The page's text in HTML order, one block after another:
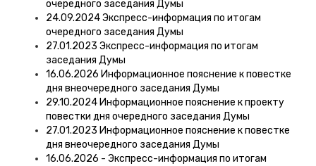
очередного заседания Думы
24.09.2024 Экспресс-информация по итогам
очередного заседания Думы
27.01.2023 Экспресс-информация по итогам
заседания Думы
16.06.2026 Информационное пояснение к повестке
дня внеочередного заседания Думы
29.10.2024 Информационное пояснение к проекту
повестки дня очередного заседания Думы
27.01.2023 Информационное пояснение к повестке
дня внеочередного заседания Думы
16.06.2026 - Экспресс-информация по итогам